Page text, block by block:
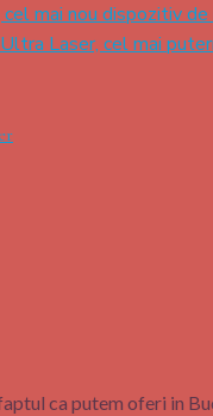
cel mai nou dispozitiv
Laser, cel mai
ca putem oferi in